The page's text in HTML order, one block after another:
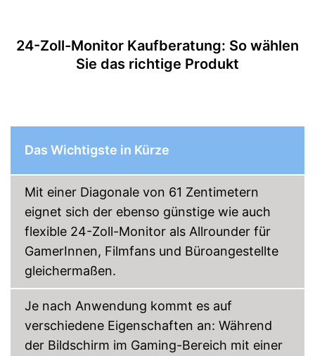
DisplayPort
Maße
6,5 x 32,3 x 54 cm
Gewicht
3,1 kg
Vorteile
Inklusive Lautsprecher
Amazon Lieferzeit
siehe Anbieter
24-Zoll-Monitor Kaufberatung: So wählen
Sie das richtige Produkt
Das Wichtigste in Kürze
Mit einer Diagonale von 61 Zentimetern
eignet sich der ebenso günstige wie auch
flexible 24-Zoll-Monitor als Allrounder für
GamerInnen, Filmfans und Büroangestellte
gleichermaßen.
Je nach Anwendung kommt es auf
verschiedene Eigenschaften an: Während
der Bildschirm im Gaming-Bereich mit einer